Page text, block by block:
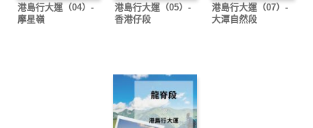
港島行大運（04）-
摩星嶺
港島行大運（05）-
香港仔段
港島行大運（07）-
大潭自然段